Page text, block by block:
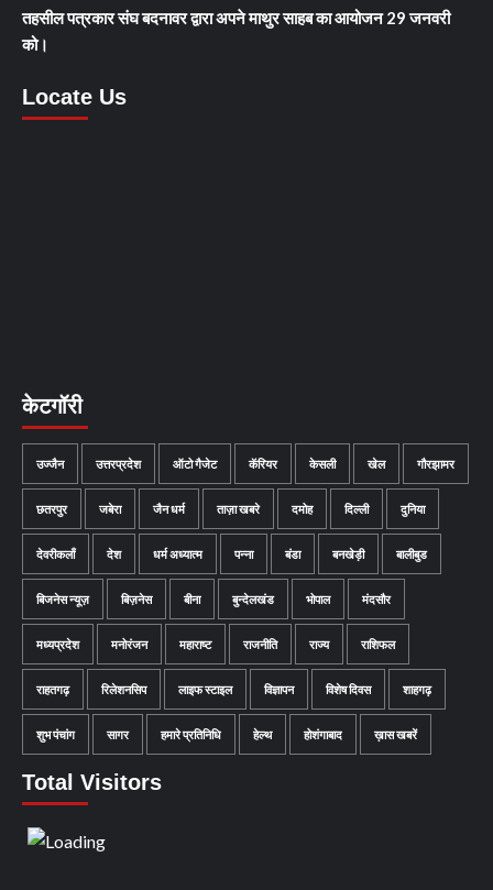
तहसील पत्रकार संघ बदनावर द्वारा अपने माथुर साहब का आयोजन 29 जनवरी
को।
Locate Us
केटगॉरी
उज्जैन उत्तरप्रदेश ऑटो गैजेट कॅरियर केसली खेल गौरझामर
छतरपुर जबेरा जैन धर्म ताज़ा खबरे दमोह दिल्ली दुनिया
देवरीकलाँ देश धर्म अध्यात्म पन्ना बंडा बनखेड़ी बालीबुड
बिजनेस न्यूज़ बिज़नेस बीना बुन्देलखंड भोपाल मंदसौर
मध्यप्रदेश मनोरंजन महाराष्ट राजनीति राज्य राशिफल
राहतगढ़ रिलेशनसिप लाइफ स्टाइल विज्ञापन विशेष दिवस शाहगढ़
शुभ पंचांग सागर हमारे प्रतिनिधि हेल्थ होशंगाबाद ख़ास खबरें
Total Visitors